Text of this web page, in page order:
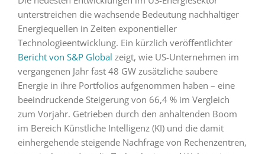
unterstreichen die wachsende Bedeutung nachhaltiger
Energiequellen in Zeiten exponentieller
Technologieentwicklung. Ein kürzlich veröffentlichter
Bericht von S&P Global zeigt, wie US-Unternehmen im
vergangenen Jahr fast 48 GW zusätzliche saubere
Energie in ihre Portfolios aufgenommen haben – eine
beeindruckende Steigerung von 66,4 % im Vergleich
zum Vorjahr. Getrieben durch den anhaltenden Boom
im Bereich Künstliche Intelligenz (KI) und die damit
einhergehende steigende Nachfrage von Rechenzentren,